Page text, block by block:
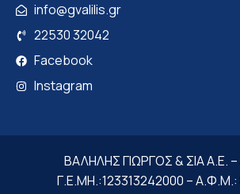
info@gvalilis.gr
22530 32042
Facebook
Instagram
ΒΑΛΗΛΗΣ ΓΙΩΡΓΟΣ & ΣΙΑ Α.Ε.
Γ.Ε.ΜΗ.:123313242000 – Α.Φ.Μ.: